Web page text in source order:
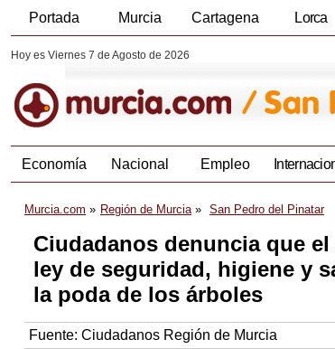
Portada Murcia Cartagena Lorca
Hoy es Viernes 7 de Agosto de 2026
Economía Nacional Empleo
Murcia.com Región de Murcia San Pedro del Pinatar
Ciudadanos denuncia que
ley de seguridad, higiene y
la poda de los árboles
Fuente: Ciudadanos Región de Murcia